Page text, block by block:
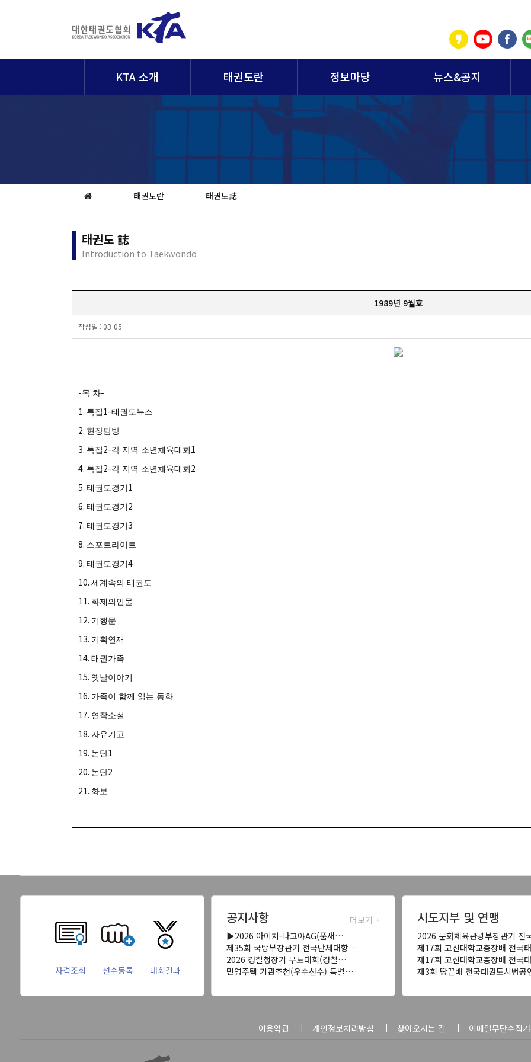
KTA 소개 태권도란 정보마당 뉴스&공지
태권도란 태권도誌
태권도 誌
Introduction to Taekwondo
1989년 9월호
작성일 : 03-05
-목 차-
1. 특집 1-태권도뉴스
2. 현장탐방
3. 특집 2-각 지역 소년체육대회 1
4. 특집 2-각 지역 소년체육대회 2
5. 태권도경기 1
6. 태권도경기 2
7. 태권도경기 3
8. 스포트라이트
9. 태권도경기 4
10. 세계속의 태권도
11. 화제의인물
12. 기행문
13. 기획연재
14. 태권가족
15. 옛날이야기
16. 가족이 함께 읽는 동화
17. 연작소설
18. 자유기고
19. 논단1
20. 논단2
21. 화보
자격조회 선수등록 대회결과
공지사항
▶2026 아이치-나고야AG(품새…
제35회 국방부장관기 전국단체대항…
2026 경찰청장기 무도대회(경찰…
민영주택 기관추천(우수선수) 특별…
더보기 + 시도지부 및 연맹
2026 문화체육관광부장관기 전
제17회 고신대학교총장배 전국
제17회 고신대학교총장배 전국
제3회 땅끝배 전국태권도시범
이용약관 개인정보처리방침 찾아오시는 길 이메일무단수집